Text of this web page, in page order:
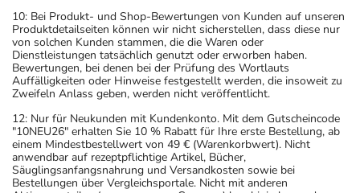
10: Bei Produkt- und Shop-Bewertungen von Kunden auf unseren
Produktdetailseiten können wir nicht sicherstellen, dass diese nur
von solchen Kunden stammen, die die Waren oder
Dienstleistungen tatsächlich genutzt oder erworben haben.
Bewertungen, bei denen bei der Prüfung des Wortlauts
Auffälligkeiten oder Hinweise festgestellt werden, die insoweit zu
Zweifeln Anlass geben, werden nicht veröffentlicht.
12: Nur für Neukunden mit Kundenkonto. Mit dem Gutscheincode
"10NEU26" erhalten Sie 10 % Rabatt für Ihre erste Bestellung, ab
einem Mindestbestellwert von 49 € (Warenkorbwert). Nicht
anwendbar auf rezeptpflichtige Artikel, Bücher,
Säuglingsanfangsnahrung und Versandkosten sowie bei
Bestellungen über Vergleichsportale. Nicht mit anderen